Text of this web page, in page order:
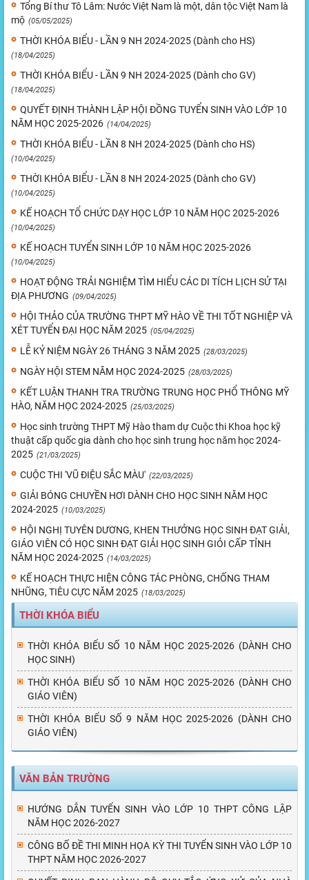
Tổng Bí thư Tô Lâm: Nước Việt Nam là một, dân tộc Việt Nam là
mộ (05/05/2025)
THỜI KHÓA BIỂU - LẦN 9 NH 2024-2025 (Dành cho HS)
(18/04/2025)
THỜI KHÓA BIỂU - LẦN 9 NH 2024-2025 (Dành cho GV)
(18/04/2025)
QUYẾT ĐỊNH THÀNH LẬP HỘI ĐỒNG TUYỂN SINH VÀO LỚP 10
NĂM HỌC 2025-2026 (14/04/2025)
THỜI KHÓA BIỂU - LẦN 8 NH 2024-2025 (Dành cho HS)
(10/04/2025)
THỜI KHÓA BIỂU - LẦN 8 NH 2024-2025 (Dành cho GV)
(10/04/2025)
KẾ HOẠCH TỔ CHỨC DẠY HỌC LỚP 10 NĂM HỌC 2025-2026
(10/04/2025)
KẾ HOẠCH TUYỂN SINH LỚP 10 NĂM HỌC 2025-2026
(10/04/2025)
HOẠT ĐỘNG TRẢI NGHIỆM TÌM HIỂU CÁC DI TÍCH LỊCH SỬ TẠI
ĐỊA PHƯƠNG (09/04/2025)
HỘI THẢO CỦA TRƯỜNG THPT MỸ HÀO VỀ THI TỐT NGHIỆP VÀ
XÉT TUYỂN ĐẠI HỌC NĂM 2025 (05/04/2025)
LỄ KỶ NIỆM NGÀY 26 THÁNG 3 NĂM 2025 (28/03/2025)
NGÀY HỘI STEM NĂM HỌC 2024-2025 (28/03/2025)
KẾT LUẬN THANH TRA TRƯỜNG TRUNG HỌC PHỔ THÔNG MỸ
HÀO, NĂM HỌC 2024-2025 (25/03/2025)
Học sinh trường THPT Mỹ Hào tham dự Cuộc thi Khoa học kỹ
thuật cấp quốc gia dành cho học sinh trung học năm học 2024-
2025 (21/03/2025)
CUỘC THI 'VŨ ĐIỆU SẮC MÀU' (22/03/2025)
GIẢI BÓNG CHUYỀN HƠI DÀNH CHO HỌC SINH NĂM HỌC
2024-2025 (10/03/2025)
HỘI NGHỊ TUYÊN DƯƠNG, KHEN THƯỞNG HỌC SINH ĐẠT GIẢI,
GIÁO VIÊN CÓ HỌC SINH ĐẠT GIẢI HỌC SINH GIỎI CẤP TỈNH
NĂM HỌC 2024-2025 (14/03/2025)
KẾ HOẠCH THỰC HIỆN CÔNG TÁC PHÒNG, CHỐNG THAM
NHŨNG, TIÊU CỰC NĂM 2025 (18/03/2025)
THỜI KHÓA BIỂU
THỜI KHÓA BIỂU SỐ 10 NĂM HỌC 2025-2026 (DÀNH CHO
HỌC SINH)
THỜI KHÓA BIỂU SỐ 10 NĂM HỌC 2025-2026 (DÀNH CHO
GIÁO VIÊN)
THỜI KHÓA BIỂU SỐ 9 NĂM HỌC 2025-2026 (DÀNH CHO
GIÁO VIÊN)
VĂN BẢN TRƯỜNG
HƯỚNG DẪN TUYỂN SINH VÀO LỚP 10 THPT CÔNG LẬP
NĂM HỌC 2026-2027
CÔNG BỐ ĐỀ THI MINH HỌA KỲ THI TUYỂN SINH VÀO LỚP 10
THPT NĂM HỌC 2026-2027